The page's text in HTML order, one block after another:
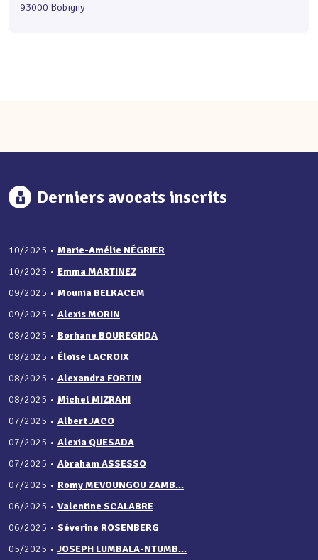
93000 Bobigny
Derniers avocats inscrits
10/2025 • Marie-Amélie NÉGRIER
10/2025 • Emma MARTINEZ
09/2025 • Mounia BELKACEM
09/2025 • Alexis MORIN
08/2025 • Borhane BOUREGHDA
08/2025 • Éloïse LACROIX
08/2025 • Alexandra FORTIN
08/2025 • Michel MIZRAHI
07/2025 • Albert JACO
07/2025 • Alexia QUESADA
07/2025 • Abraham ASSESSO
07/2025 • Romy MEVOUNGOU ZAMB...
06/2025 • Valentine SCALABRE
06/2025 • Séverine ROSENBERG
05/2025 • JOSEPH LUMBALA-NTUMB...